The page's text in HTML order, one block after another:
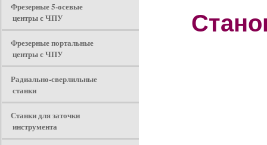
Фрезерные 5-осевые
центры с ЧПУ
Фрезерные портальные
центры с ЧПУ
Радиально-сверлильные
станки
Станки для заточки
инструмента